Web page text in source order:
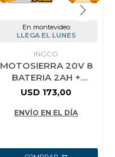
En montevideo
LLEGA EL LUNES
INGCO
MOTOSIERRA 20V 8
BATERIA 2AH +
ACCESORIOS INGCO
AMARILLO
USD 173,00
ENVÍO EN EL DÍA